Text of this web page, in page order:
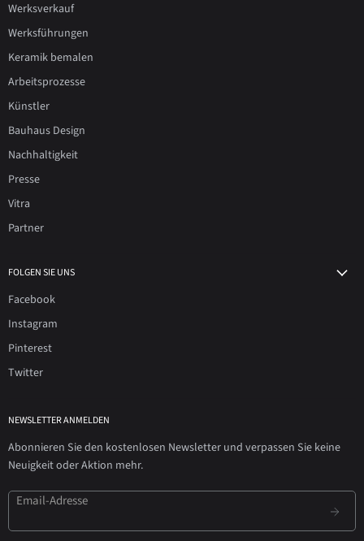
Werksverkauf
Werksführungen
Keramik bemalen
Arbeitsprozesse
Künstler
Bauhaus Design
Nachhaltigkeit
Presse
Vitra
Partner
FOLGEN SIE UNS
Facebook
Instagram
Pinterest
Twitter
NEWSLETTER ANMELDEN
Abonnieren Sie den kostenlosen Newsletter und verpassen Sie keine
Neuigkeit oder Aktion mehr.
Email-Adresse